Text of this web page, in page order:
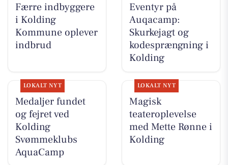
Færre indbyggere
i Kolding
Kommune oplever
indbrud
Eventyr på
Auqacamp:
Skurkejagt og
kodesprængning i
Kolding
LOKALT NYT
Medaljer fundet
og fejret ved
Kolding
Svømmeklubs
AquaCamp
LOKALT NYT
Magisk
teateroplevelse
med Mette Rønne i
Kolding